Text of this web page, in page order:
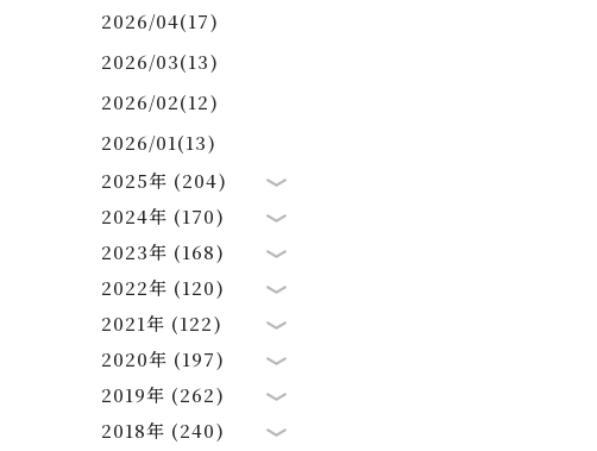
2026/04(17)
2026/03(13)
2026/02(12)
2026/01(13)
2025年 (204)
2024年 (170)
2023年 (168)
2022年 (120)
2021年 (122)
2020年 (197)
2019年 (262)
2018年 (240)